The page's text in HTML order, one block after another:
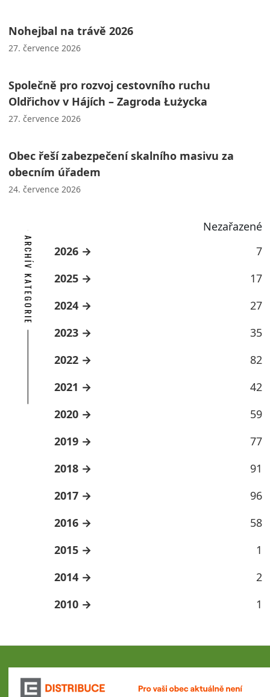
Nohejbal na trávě 2026
27. července 2026
Společně pro rozvoj cestovního ruchu
Oldřichov v Hájích – Zagroda Łużycka
27. července 2026
Obec řeší zabezpečení skalního masivu za
obecním úřadem
24. července 2026
Nezařazené
ARCHÍV KATEGORIE 2026
7
2025
17
2024
27
2023
35
2022
82
2021
42
2020
59
2019
77
2018
91
2017
96
2016
58
2015
1
2014
2
2010
1